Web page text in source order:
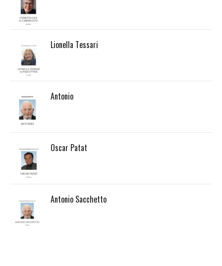
Lionella Tessari
Antonio
Oscar Patat
Antonio Sacchetto